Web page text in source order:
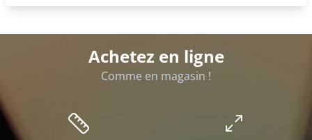
Achetez en ligne
Comme en magasin !